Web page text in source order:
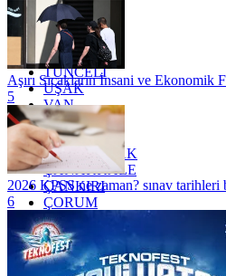
SİİRT
TEKİRDAĞ
TOKAT
TRABZON
TUNCELİ
UŞAK
VAN
YALOVA
YOZGAT
ZONGULDAK
ÇANAKKALE
ÇANKIRI
ÇORUM
İSTANBUL
İZMİR
ŞANLIURFA
ŞIRNAK
Aşırı Sıcakların İnsani ve Ekonomik
5
2026 KPSS ne zaman? sınav tarihleri
6